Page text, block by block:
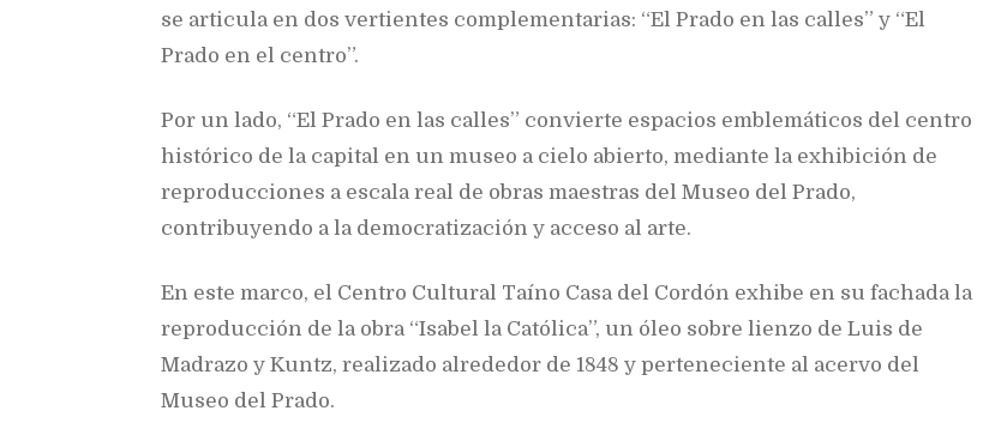
se articula en dos vertientes complementarias: “El Prado en las calles” y “El
Prado en el centro”.
Por un lado, “El Prado en las calles” convierte espacios emblemáticos del centro
histórico de la capital en un museo a cielo abierto, mediante la exhibición de
reproducciones a escala real de obras maestras del Museo del Prado,
contribuyendo a la democratización y acceso al arte.
En este marco, el Centro Cultural Taíno Casa del Cordón exhibe en su fachada la
reproducción de la obra “Isabel la Católica”, un óleo sobre lienzo de Luis de
Madrazo y Kuntz, realizado alrededor de 1848 y perteneciente al acervo del
Museo del Prado.